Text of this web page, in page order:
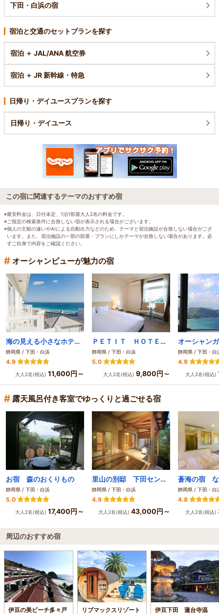
下田・白浜の宿
宿泊と交通のセットプランを探す
宿泊 ＋ JAL/ANA 航空券
宿泊 ＋ JR 新幹線・特急
日帰り・デイユースプランを探す
日帰り・デイユース
この宿に関連するテーマのおすすめ宿
※最安料金は、日付未定、1泊1部屋大人2名の料金です。
※ご指定の検索条件に合致しない宿が表示される場合がございます。
※個人の主観の違いやAIによる自動出力などのため、テーマと宿泊施設が合致しない場合がござ
います。また、宿泊施設の一部の部屋・プランにしかテーマが合致しない場合があります。必
ずご自身で内容をご確認ください。
# オーシャンビューが魅力の宿
海の見える小さなホテル アリエッタ
静岡県 / 下田・白浜
4.9
大人2名(税込) 11,600円～
ＰＥＴＩＴ ＨＯＴＥＬ ＶＥＳＳＥＬ（プチホテル ベッセル）
静岡県 / 下田・白浜
5.0
大人2名(税込) 9,800円～
静岡県 / 下田・白
4.9
大人2名(税込)
# 露天風呂付き客室でゆっくりと過ごせる宿
お宿 森のおくりもの
静岡県 / 下田・白浜
5.0
大人2名(税込) 17,400円～
里山の別邸 下田セントラルホテル
静岡県 / 下田・白浜
4.9
大人2名(税込) 43,000円～
蒼海の宿 な
静岡県 / 下田・白
4.8
大人2名(税込)
周辺のおすすめ宿
伊豆の美ビーチ多々戸
リブマックスリゾート
伊豆下田 蓮台寺温